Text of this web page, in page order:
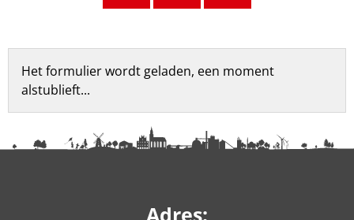
Feedbackformulier
Het formulier wordt geladen, een moment
alstublieft...